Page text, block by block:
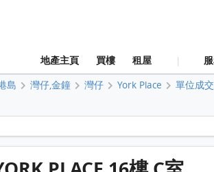
地產主頁 買樓 租屋 |
島 灣仔,金鐘 灣仔 York Place 單位成
York Place YORK